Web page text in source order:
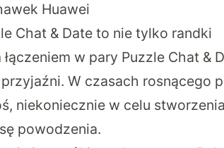
Huawei
Chat & Date to nie tylko randki
łączeniem w pary Puzzle Chat &
W czasach rosnącego
niekoniecznie w celu
powodzenia.